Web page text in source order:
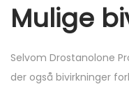
Mulige
Selvom Drostanolone
der også bivirkninger